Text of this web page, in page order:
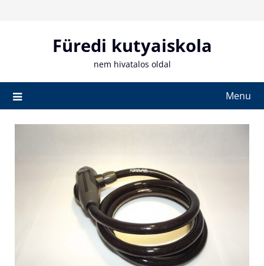
Füredi kutyaiskola
nem hivatalos oldal
Menu